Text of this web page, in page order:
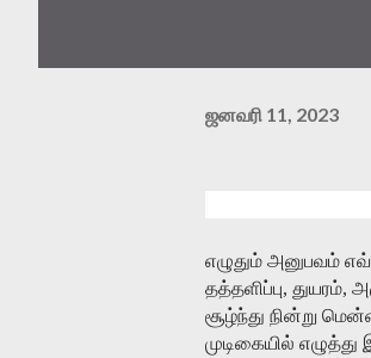
ஜனவரி 11, 2023
எழுதும் அனுபவம்
தத்தளிப்பு, துயரம்,
சூழ்ந்து நின்று
முடிகையில் எழுத்து